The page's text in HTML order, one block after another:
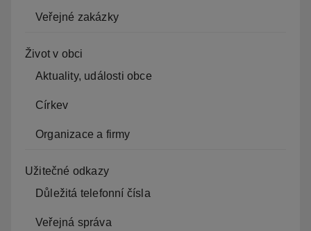
Veřejné zakázky
Život v obci
Aktuality, události obce
Církev
Organizace a firmy
Užitečné odkazy
Důležitá telefonní čísla
Veřejná správa